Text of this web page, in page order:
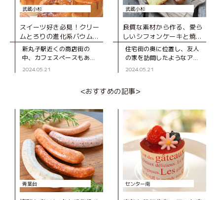
武蔵小杉
スイーツ好き必見！クリー
ムとろりの進化系バウムク
ーヘン専門店
新丸子駅近くの商店街の
中、カフェスペースもある
バウムクーヘン専門店。 通
く様子が見え、焼きたてホ
2024.05.21
武蔵小杉
良質な素材から作る、愛ら
しいシフォンケーキと焼き
菓子の店
住宅街の奥に位置し、友人
の家を訪問したようなアッ
トホームなお店「ベアベ
との出合いは、まだシフォ
2024.05.21
<おすすめの記事>
青葉台 センター南